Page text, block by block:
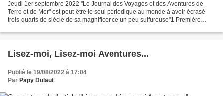
Jeudi 1er septembre 2022 "Le Journal des Voyages et des Aventures de
Terre et de Mer" est peut-être le seul périodique au monde à avoir écrasé
trois-quarts de siècle de sa magnificence un peu sulfureuse"1 Première
Lisez-moi, Lisez-moi Aventures...
Publié le 19/08/2022 à 17:04
Par Papy Dulaut